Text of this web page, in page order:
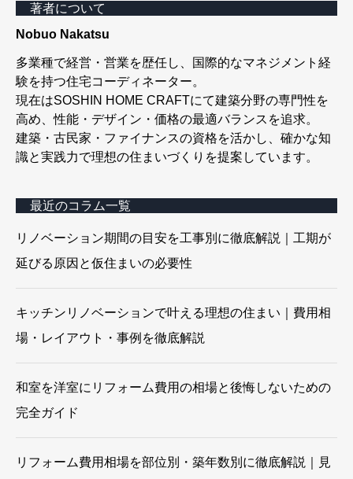
著者について
Nobuo Nakatsu
多業種で経営・営業を歴任し、国際的なマネジメント経
験を持つ住宅コーディネーター。
現在はSOSHIN HOME CRAFTにて建築分野の専門性を
高め、性能・デザイン・価格の最適バランスを追求。
建築・古民家・ファイナンスの資格を活かし、確かな知
識と実践力で理想の住まいづくりを提案しています。
最近のコラム一覧
リノベーション期間の目安を工事別に徹底解説｜工期が
延びる原因と仮住まいの必要性
キッチンリノベーションで叶える理想の住まい｜費用相
場・レイアウト・事例を徹底解説
和室を洋室にリフォーム費用の相場と後悔しないための
完全ガイド
リフォーム費用相場を部位別・築年数別に徹底解説｜見